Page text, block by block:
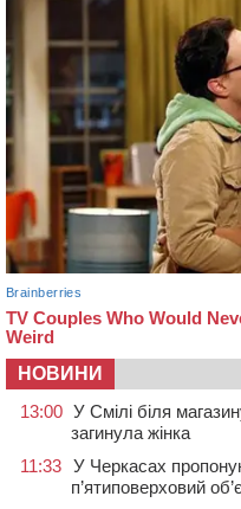
НОВИНИ
13:00 У Смілі біля
загинула жінка
11:33 У Черкасах
п’ятиповерховий